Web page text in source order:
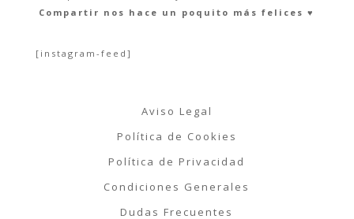
Compartir nos hace un poquito más felices ♥︎
[instagram-feed]
Aviso Legal
Política de Cookies
Política de Privacidad
Condiciones Generales
Dudas Frecuentes